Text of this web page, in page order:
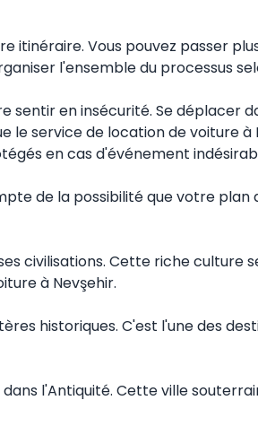
itinéraire. Vous pouvez passer
l'ensemble du processus
en insécurité. Se déplacer
service de location de voiture à
en cas d'événement
de la possibilité que votre plan
civilisations. Cette riche culture
à Nevşehir.
historiques. C'est l'une des
l'Antiquité. Cette ville